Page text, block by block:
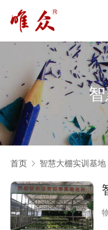
首页 智慧大棚实训基地